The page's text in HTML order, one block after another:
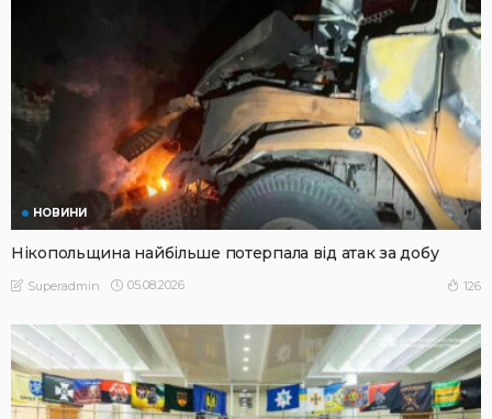
НОВИНИ
Нікопольщина найбільше потерпала від атак за добу
Superadmin 05.08.2026 126